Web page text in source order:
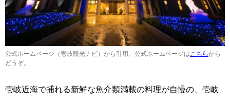
公式ホームページ（壱岐観光ナビ）から引用。公式ホームページはこちらから
どうぞ。
壱岐近海で捕れる新鮮な魚介類満載の料理が自慢の、壱岐